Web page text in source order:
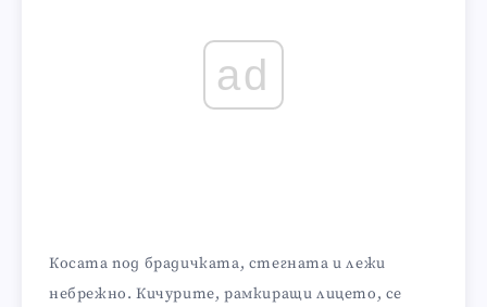
ad
Косата под брадичката, стегната и лежи
небрежно. Кичурите, рамкиращи лицето, се